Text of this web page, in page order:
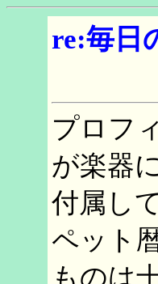
re:毎日
プロフ
が楽器
付属し
ペット
ものは